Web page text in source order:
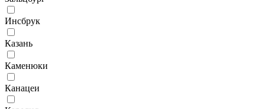
Инсбрук
Казань
Каменюки
Канацеи